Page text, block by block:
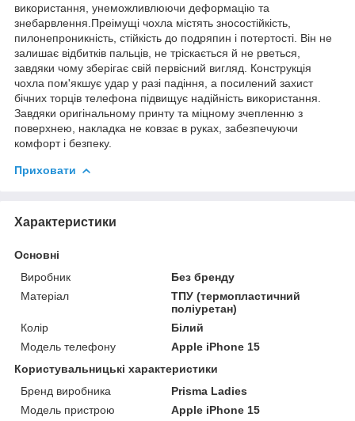
використання, унеможливлюючи деформацію та
знебарвлення.Преімущі чохла містять зносостійкість,
пилонепроникність, стійкість до подряпин і потертості. Він не
залишає відбитків пальців, не тріскається й не рветься,
завдяки чому зберігає свій первісний вигляд. Конструкція
чохла пом'якшує удар у разі падіння, а посилений захист
бічних торців телефона підвищує надійність використання.
Завдяки оригінальному принту та міцному зчепленню з
поверхнею, накладка не ковзає в руках, забезпечуючи
комфорт і безпеку.
Приховати
Характеристики
Основні
Виробник
Без бренду
Матеріал
ТПУ (термопластичний
поліуретан)
Колір
Білий
Модель телефону
Apple iPhone 15
Користувальницькі характеристики
Бренд виробника
Prisma Ladies
Модель пристрою
Apple iPhone 15